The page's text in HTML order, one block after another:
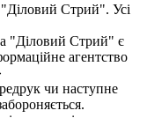
Стрий". Усі
"Діловий Стрий" є
агентство
чи наступне